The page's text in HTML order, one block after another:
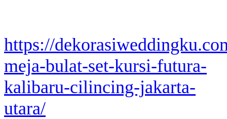
https://
meja-bulat-set-kursi-futura-
kalibaru-cilincing-jakarta-
utara/